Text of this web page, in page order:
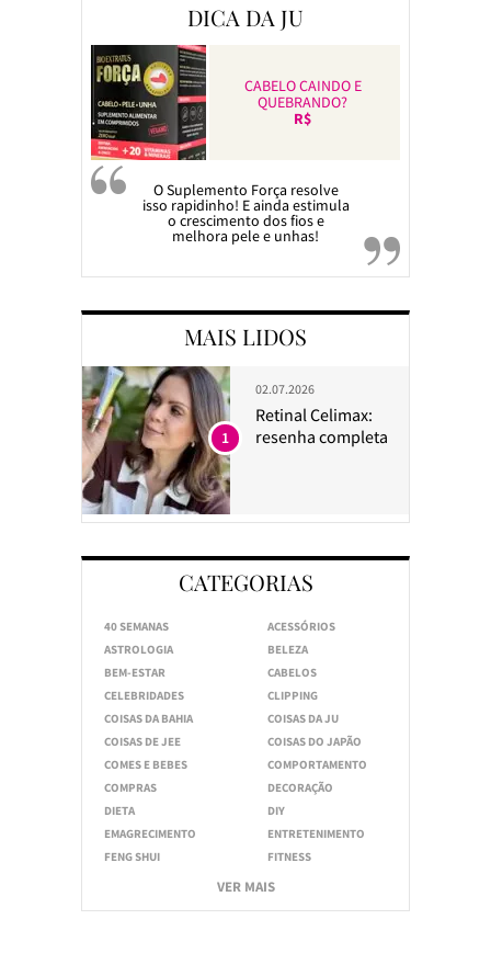
DICA DA JU
CABELO CAINDO E
QUEBRANDO?
R$
O Suplemento Força resolve
isso rapidinho! E ainda estimula
o crescimento dos fios e
melhora pele e unhas!
MAIS LIDOS
02.07.2026
Retinal Celimax:
resenha completa
1
CATEGORIAS
40 SEMANAS
ACESSÓRIOS
ASTROLOGIA
BELEZA
BEM-ESTAR
CABELOS
CELEBRIDADES
CLIPPING
COISAS DA BAHIA
COISAS DA JU
COISAS DE JEE
COISAS DO JAPÃO
COMES E BEBES
COMPORTAMENTO
COMPRAS
DECORAÇÃO
DIETA
DIY
EMAGRECIMENTO
ENTRETENIMENTO
FENG SHUI
FITNESS
VER MAIS